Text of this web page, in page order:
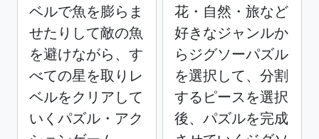
ベルで魚を膨らま
せたりして敵の魚
を避けながら、す
べての星を取りレ
ベルをクリアして
いくパズル・アク
花・自然・旅など
好きなジャンルか
らジグソーパズル
を選択して、分割
するピースを選択
後、パズルを完成